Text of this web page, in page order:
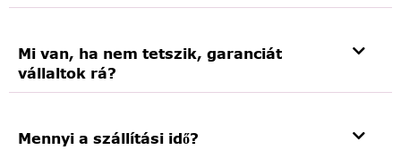
Mi van, ha nem tetszik, garanciát
vállaltok rá?
Mennyi a szállítási idő?